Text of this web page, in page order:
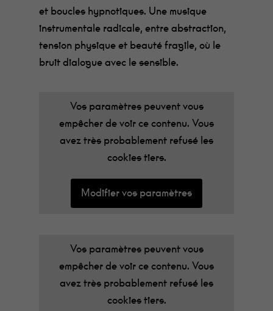
et boucles hypnotiques. Une musique
instrumentale radicale, entre abstraction,
tension physique et beauté fragile, où le
bruit dialogue avec le sensible.
Vos paramètres peuvent vous
empêcher de voir ce contenu. Vous
avez très probablement refusé les
cookies tiers.
Modifier vos paramètres
Vos paramètres peuvent vous
empêcher de voir ce contenu. Vous
avez très probablement refusé les
cookies tiers.